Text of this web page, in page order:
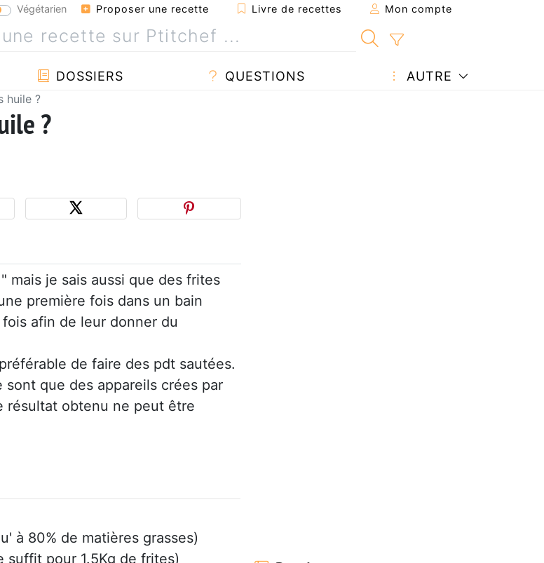
Végétarien Proposer une recette Livre de recettes Mon compte
DOSSIERS QUESTIONS AUTRE
huile ?
?
mais je sais aussi que des frites
première fois dans un bain
afin de leur donner du
de faire des pdt sautées.
que des appareils crées par
résultat obtenu ne peut être
à 80% de matières grasses)
pour 1.5Kg de frites)